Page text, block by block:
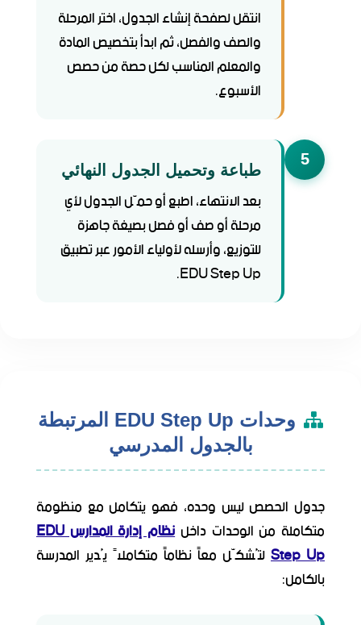
انتقل لصفحة إنشاء الجدول، اختر المرحلة
والصف والفصل، ثم ابدأ بتخصيص المادة
والمعلم المناسب لكل حصة من حصص
الأسبوع.
5
طباعة وتحميل الجدول النهائي
بعد الانتهاء، اطبع أو حمّل الجدول لأي
مرحلة أو صف أو فصل بصيغة جاهزة
للتوزيع، وأرسله لأولياء الأمور عبر تطبيق
EDU Step Up.
وحدات EDU Step Up المرتبطة
بالجدول المدرسي
جدول الحصص ليس وحده، فهو يتكامل مع منظومة
متكاملة من الوحدات داخل نظام إدارة المدارس EDU
Step Upلتُشكّل معاً نظاماً متكاملاً يُدير المدرسة
بالكامل: